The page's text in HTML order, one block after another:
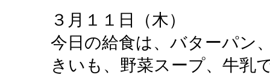
３月１１日（木）
今日の給食は、バターパン
きいも、野菜スープ、牛乳